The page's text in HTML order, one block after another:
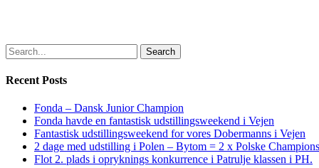
Search
Recent Posts
Fonda – Dansk Junior Champion
Fonda havde en fantastisk udstillingsweekend i Vejen
Fantastisk udstillingsweekend for vores Dobermanns i Vejen
2 dage med udstilling i Polen – Bytom = 2 x Polske Champions
Flot 2. plads i opryknings konkurrence i Patrulje klassen i PH.